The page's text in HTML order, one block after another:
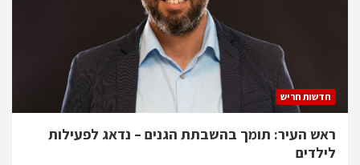
חדשות חריש
ראש העיר: תומך בהשבתת הגנים – נדאג לפעילות
לילדים